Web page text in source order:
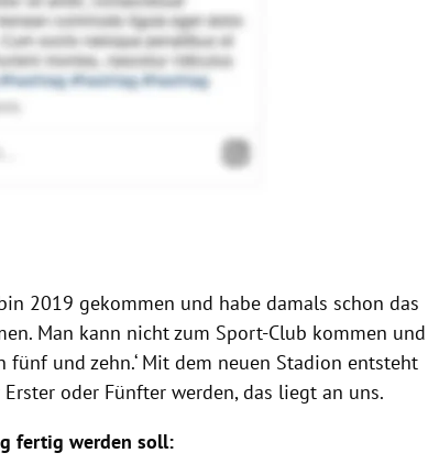
2019 gekommen und habe damals schon das
Man kann nicht zum Sport-Club kommen und
fünf und zehn.‘ Mit dem neuen Stadion entsteht
oder Fünfter werden, das liegt an uns.
fertig werden soll: